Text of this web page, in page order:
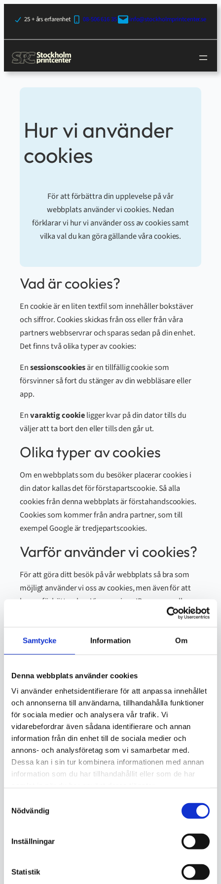
Samtycke Information Om
Denna webbplats använder cookies
Vi använder enhetsidentifierare för att anpassa innehållet
och annonserna till användarna, tillhandahålla funktioner
för sociala medier och analysera vår trafik. Vi
vidarebefordrar även sådana identifierare och annan
information från din enhet till de sociala medier och
annons- och analysföretag som vi samarbetar med.
Dessa kan i sin tur kombinera informationen med annan
information som du har tillhandahållit eller som de har
Nödvändig
Inställningar
Statistik
25 + års erfarenhet 08-506 616 35 info@stockholmprintcenter.se
Hur vi använder
cookies
För att förbättra din upplevelse på vår
webbplats använder vi cookies. Nedan
förklarar vi hur vi använder oss av cookies samt
vilka val du kan göra gällande våra cookies.
Vad är cookies?
En cookie är en liten textfil som innehåller bokstäver
och siffror. Cookies skickas från oss eller från våra
partners webbservrar och sparas sedan på din enhet.
Det finns två olika typer av cookies:
Ensessionscookiesär en tillfällig cookie som
försvinner så fort du stänger av din webbläsare eller
app.
Envaraktig cookieligger kvar på din dator tills du
väljer att ta bort den eller tills den går ut.
Olika typer av cookies
Om en webbplats som du besöker placerar cookies i
din dator kallas det för förstapartscookie. Så alla
cookies från denna webbplats är förstahandscookies.
Cookies som kommer från andra partner, som till
exempel Google är tredjepartscookies.
Varför använder vi cookies?
För att göra ditt besök på vår webbplats så bra som
möjligt använder vi oss av cookies, men även för att
kunna förbättra den. Vi sparar inga IP-nummer eller
Förbättras upplevelse med
funktionscookies
Vi sparar cookies om vilka sidor du besökt hos oss för
att skapa en smidigare upplevelse av vår webbplats för
dig. Detta kan vara att du slipper se ett pop-up fönster
flera gånger då cookien sparar att du redan har sett
den.
Förbättra webbplatsen med
analyscookies
hur du använder webbplatsen med hjälp av cookies.
Detta kan vara information som berättar vilka av våra
sidor som är populärast. Med hjälp av denna
informationen kan vi förbättra vår webbplats.
Ta bort cookies